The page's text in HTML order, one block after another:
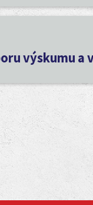
výskumu